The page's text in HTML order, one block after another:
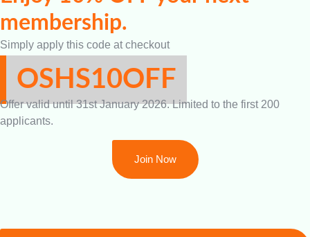
membership.
Simply apply this code at checkout
OSHS10OFF
Offer valid until 31st January 2026. Limited to the first 200
applicants.
Join Now